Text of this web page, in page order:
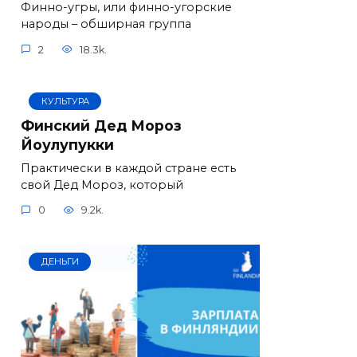
Финно-угры, или финно-угорские
народы – обширная группа
2 18.3k.
КУЛЬТУРА
Финский Дед Мороз
Йоулупукки
Практически в каждой стране есть
свой Дед Мороз, который
0 9.2k.
ДЕНЬГИ